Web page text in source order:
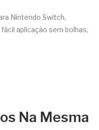
Nintendo Switch,
aplicação sem bolhas,
Na Mesma